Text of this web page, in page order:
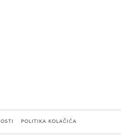
POLITIKA KOLAČIĆA